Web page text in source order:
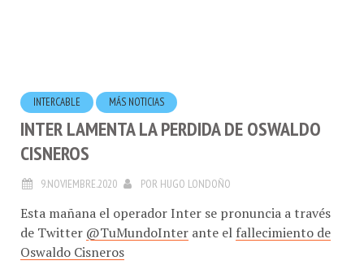
INTERCABLE MÁS NOTICIAS
INTER LAMENTA LA PERDIDA DE OSWALDO
CISNEROS
Esta mañana el operador Inter se pronuncia a través
de Twitter@TuMundoInterante elfallecimiento de
Oswaldo Cisneros